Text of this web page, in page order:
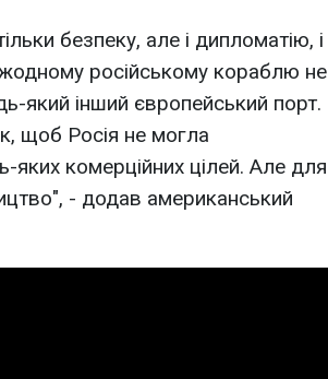
безпеку, але і дипломатію, і
російському кораблю не
який інший європейський порт.
щоб Росія не могла
комерційних цілей. Але для
- додав американський